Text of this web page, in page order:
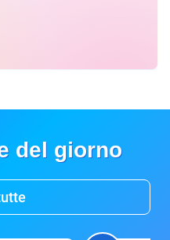
del giorno